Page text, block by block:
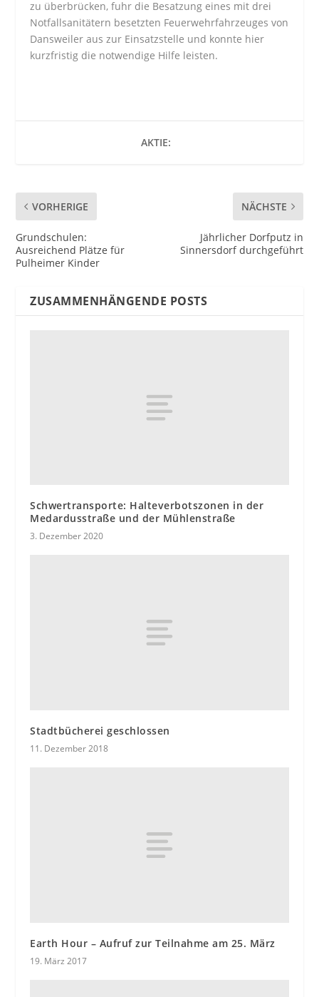
zu überbrücken, fuhr die Besatzung eines mit drei
Notfallsanitätern besetzten Feuerwehrfahrzeuges von
Dansweiler aus zur Einsatzstelle und konnte hier
kurzfristig die notwendige Hilfe leisten.
AKTIE:
VORHERIGE
Grundschulen:
Ausreichend Plätze für
Pulheimer Kinder
NÄCHSTE
Jährlicher Dorfputz in
Sinnersdorf durchgeführt
ZUSAMMENHÄNGENDE POSTS
Schwertransporte: Halteverbotszonen in der
Medardusstraße und der Mühlenstraße
3. Dezember 2020
Stadtbücherei geschlossen
11. Dezember 2018
Earth Hour – Aufruf zur Teilnahme am 25. März
19. März 2017